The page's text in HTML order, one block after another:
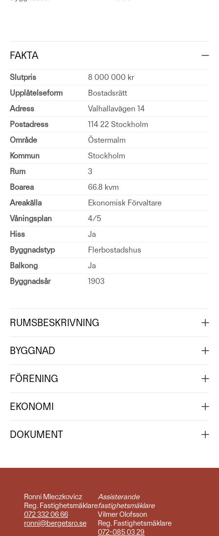
FAKTA
Slutpris
8 000 000 kr
Upplåtelseform
Bostadsrätt
Adress
Valhallavägen 14
Postadress
114 22 Stockholm
Område
Östermalm
Kommun
Stockholm
Rum
3
Boarea
66.8 kvm
Areakälla
Ekonomisk Förvaltare
Våningsplan
4/5
Hiss
Ja
Byggnadstyp
Flerbostadshus
Balkong
Ja
Byggnadsår
1903
RUMSBESKRIVNING
BYGGNAD
FÖRENING
EKONOMI
DOKUMENT
Ronni Mleczkovicz
Reg. Fastighetsmäklare
072 332 06 66
ronni@bergetsro.se
Assisterande
fastighetsmäklare
Vilmer Olofsson
Reg. Fastighetsmäklare
072-085 03 29